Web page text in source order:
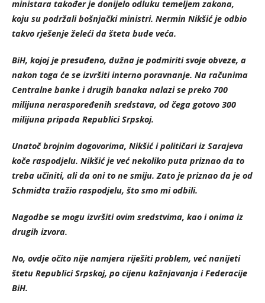
ministara također je donijelo odluku temeljem zakona,
koju su podržali bošnjački ministri. Nermin Nikšić je odbio
takvo rješenje želeći da šteta bude veća.
BiH, kojoj je presuđeno, dužna je podmiriti svoje obveze, a
nakon toga će se izvršiti interno poravnanje. Na računima
Centralne banke i drugih banaka nalazi se preko 700
milijuna neraspoređenih sredstava, od čega gotovo 300
milijuna pripada Republici Srpskoj.
Unatoč brojnim dogovorima, Nikšić i političari iz Sarajeva
koče raspodjelu. Nikšić je već nekoliko puta priznao da to
treba učiniti, ali da oni to ne smiju. Zato je priznao da je od
Schmidta tražio raspodjelu, što smo mi odbili.
Nagodbe se mogu izvršiti ovim sredstvima, kao i onima iz
drugih izvora.
No, ovdje očito nije namjera riješiti problem, već nanijeti
štetu Republici Srpskoj, po cijenu kažnjavanja i Federacije
BiH.